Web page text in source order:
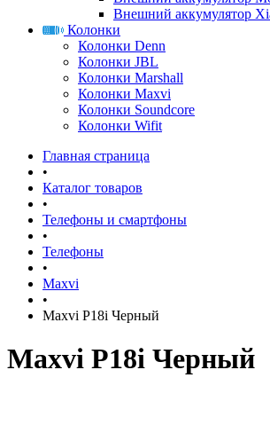
Внешний аккумулятор
Колонки
Колонки Denn
Колонки JBL
Колонки Marshall
Колонки Maxvi
Колонки Soundcore
Колонки Wifit
Главная страница
•
Каталог товаров
•
Телефоны и смартфоны
•
Телефоны
•
Maxvi
•
Maxvi P18i Черный
Maxvi P18i Черный